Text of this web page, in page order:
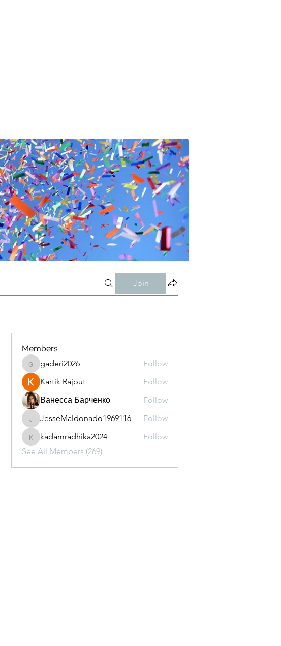
Join
Members
gaderi2026
gaderi2026
Follow
Kartik Rajput
Follow
Ванесса Барченко
Follow
JesseMaldonado1969116
JesseMaldonado1969116 Follow
kadamradhika2024
kadamradhika2024
Follow
See All Members (269)